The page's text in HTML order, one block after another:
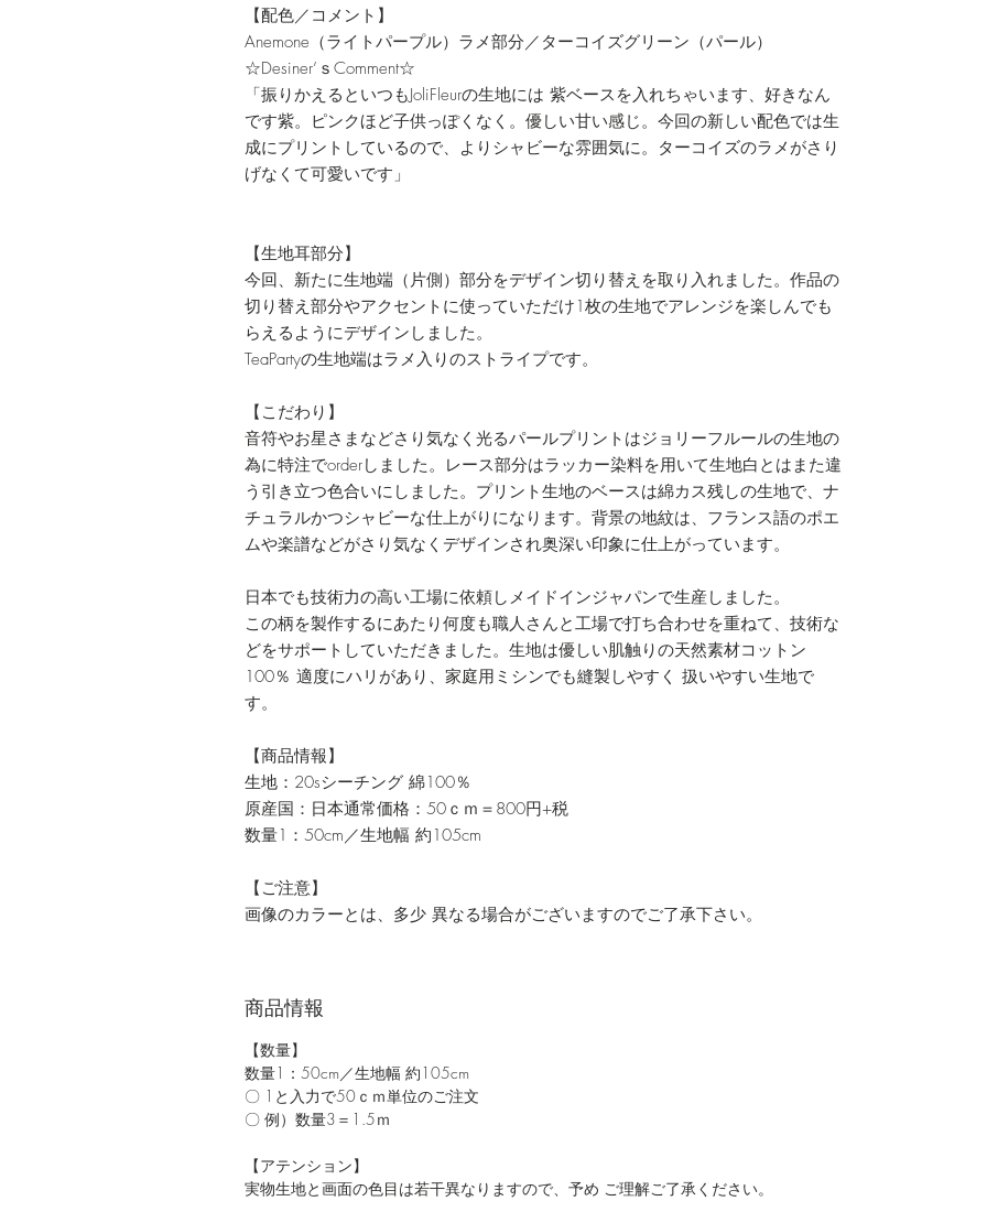
【配色／コメント】
Anemone（ライトパープル）ラメ部分／ターコイズグリーン（パール）
☆Desiner’ｓComment☆
「振りかえるといつもJoliFleurの生地には 紫ベースを入れちゃいます、好きなん
です紫。ピンクほど子供っぽくなく。優しい甘い感じ。今回の新しい配色では生
成にプリントしているので、よりシャビーな雰囲気に。ターコイズのラメがさり
げなくて可愛いです」
【生地耳部分】
今回、新たに生地端（片側）部分をデザイン切り替えを取り入れました。作品の
切り替え部分やアクセントに使っていただけ1枚の生地でアレンジを楽しんでも
らえるようにデザインしました。
TeaPartyの生地端はラメ入りのストライプです。
【こだわり】
音符やお星さまなどさり気なく光るパールプリントはジョリーフルールの生地の
為に特注でorderしました。レース部分はラッカー染料を用いて生地白とはまた違
う引き立つ色合いにしました。プリント生地のベースは綿カス残しの生地で、ナ
チュラルかつシャビーな仕上がりになります。背景の地紋は、フランス語のポエ
ムや楽譜などがさり気なくデザインされ奥深い印象に仕上がっています。
日本でも技術力の高い工場に依頼しメイドインジャパンで生産しました。
この柄を製作するにあたり何度も職人さんと工場で打ち合わせを重ねて、技術な
どをサポートしていただきました。生地は優しい肌触りの天然素材コットン
100％ 適度にハリがあり、家庭用ミシンでも縫製しやすく 扱いやすい生地で
す。
【商品情報】
生地：20sシーチング 綿100％
原産国：日本通常価格：50ｃｍ＝800円+税
数量1：50cm／生地幅 約105cm
【ご注意】
画像のカラーとは、多少 異なる場合がございますのでご了承下さい。
商品情報
【数量】
数量1：50cm／生地幅 約105cm
〇 1と入力で50ｃｍ単位のご注文
〇 例）数量3＝1.5ｍ
【アテンション】
実物生地と画面の色目は若干異なりますので、予め ご理解ご了承ください。